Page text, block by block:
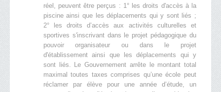
réel, peuvent être perçus : 1° les droits d'accès à la
piscine ainsi que les déplacements qui y sont liés ;
2° les droits d’accès aux activités culturelles et
sportives s'inscrivant dans le projet pédagogique du
pouvoir organisateur ou dans le projet
d'établissement ainsi que les déplacements qui y
sont liés. Le Gouvernement arrête le montant total
maximal toutes taxes comprises qu’une école peut
réclamer par élève pour une année d’étude, un